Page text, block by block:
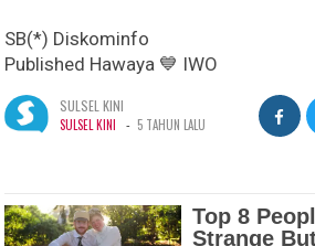
SB(*) Diskominfo
Published Hawaya 💙 IWO
SULSEL KINI
SULSEL KINI - 5 TAHUN LALU